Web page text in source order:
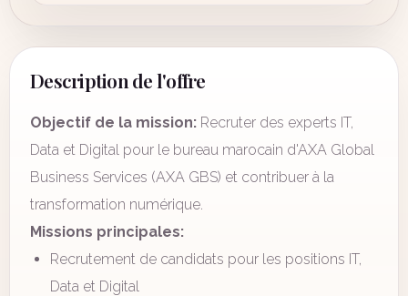
Description de l'offre
Objectif de la mission: Recruter des experts IT,
Data et Digital pour le bureau marocain d'AXA Global
Business Services (AXA GBS) et contribuer à la
transformation numérique.
Missions principales:
Recrutement de candidats pour les positions IT,
Data et Digital